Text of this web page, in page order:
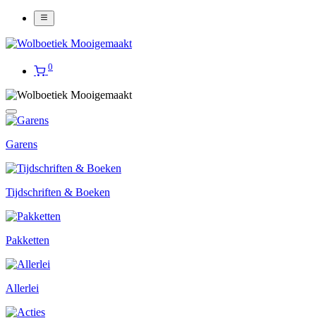
0
Garens
Tijdschriften & Boeken
Pakketten
Allerlei